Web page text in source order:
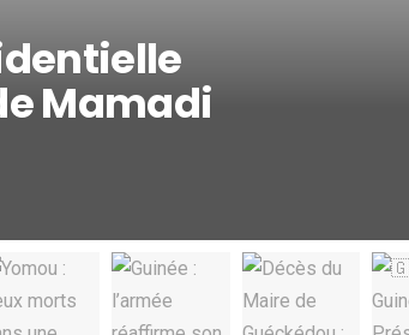
Mamadi